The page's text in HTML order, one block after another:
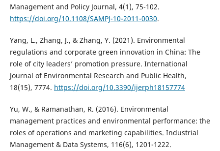
Management and Policy Journal, 4(1), 75-102.
https://doi.org/10.1108/SAMPJ-10-2011-0030.
Yang, L., Zhang, J., & Zhang, Y. (2021). Environmental
regulations and corporate green innovation in China: The
role of city leaders’ promotion pressure. International
Journal of Environmental Research and Public Health,
18(15), 7774. https://doi.org/10.3390/ijerph18157774
Yu, W., & Ramanathan, R. (2016). Environmental
management practices and environmental performance: the
roles of operations and marketing capabilities. Industrial
Management & Data Systems, 116(6), 1201-1222.